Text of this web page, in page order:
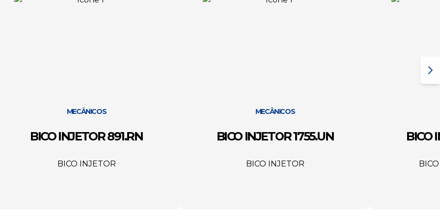
MECÂNICOS
BICO INJETOR 891.RN
BICO INJETOR
MECÂNICOS
BICO INJETOR 1755.UN
BICO INJETOR
BICO